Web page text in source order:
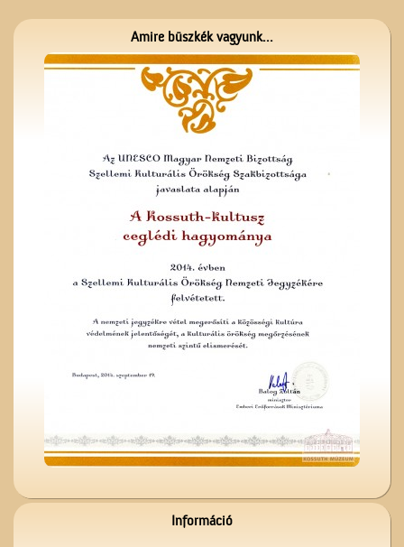
Kereszt a Seregélyesben
Magyar írók országjárása
Amire büszkék vagyunk...
Információ